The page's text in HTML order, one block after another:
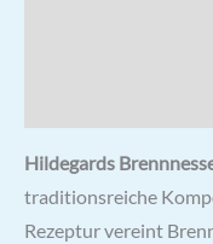
Hildegards
traditionsreiche
Rezeptur vereint